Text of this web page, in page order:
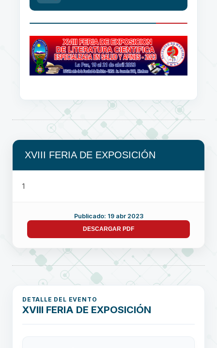
XVIII FERIA DE EXPOSICIÓN
1
Publicado: 19 abr 2023
DESCARGAR PDF
DETALLE DEL EVENTO
XVIII FERIA DE EXPOSICIÓN